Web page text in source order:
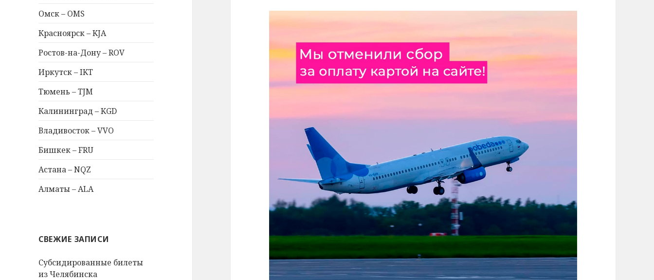
Омск – OMS
Красноярск – KJA
Ростов-на-Дону – ROV
Иркутск – IKT
Тюмень – TJM
Калининград – KGD
Владивосток – VVO
Бишкек – FRU
Астана – NQZ
Алматы – ALA
СВЕЖИЕ ЗАПИСИ
Субсидированные билеты
из Челябинска